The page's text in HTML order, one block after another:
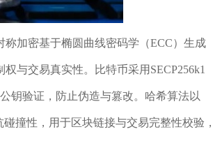
加密基于椭圆曲线密码学（ECC）生成
与交易真实性。比特币采用SECP256k1
钥验证，防止伪造与篡改。哈希算法以
撞性，用于区块链接与交易完整性校验，